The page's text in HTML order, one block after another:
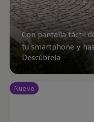
Con pantalla táctil
tu smartphone y
Descúbrela
Nuevo